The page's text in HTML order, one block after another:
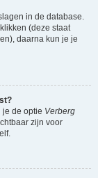
in de database.
(deze staat
daarna kun je je
je de optie Verberg
zijn voor